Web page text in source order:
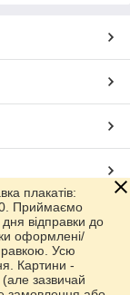
плакатів:
Приймаємо
відправки до
оформлені/
Усю
Картини -
зазвичай